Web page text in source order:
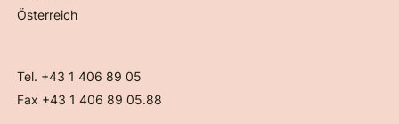
Österreich
Tel. +43 1 406 89 05
Fax +43 1 406 89 05.88